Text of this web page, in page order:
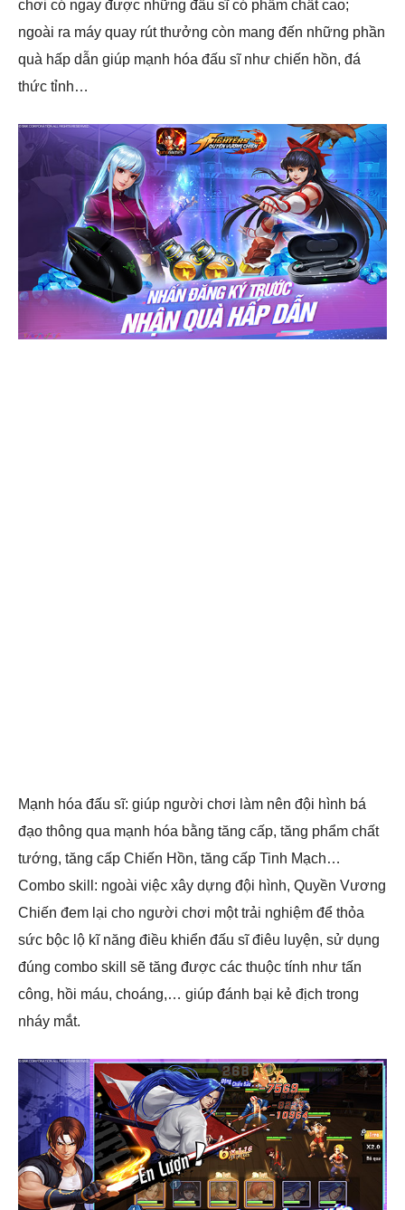
chơi có ngay được những đấu sĩ có phẩm chất cao;
ngoài ra máy quay rút thưởng còn mang đến những phần
quà hấp dẫn giúp mạnh hóa đấu sĩ như chiến hồn, đá
thức tỉnh…
Mạnh hóa đấu sĩ: giúp người chơi làm nên đội hình bá
đạo thông qua mạnh hóa bằng tăng cấp, tăng phẩm chất
tướng, tăng cấp Chiến Hồn, tăng cấp Tinh Mạch…
Combo skill: ngoài việc xây dựng đội hình, Quyền Vương
Chiến đem lại cho người chơi một trải nghiệm để thỏa
sức bộc lộ kĩ năng điều khiển đấu sĩ điêu luyện, sử dụng
đúng combo skill sẽ tăng được các thuộc tính như tấn
công, hồi máu, choáng,… giúp đánh bại kẻ địch trong
nháy mắt.